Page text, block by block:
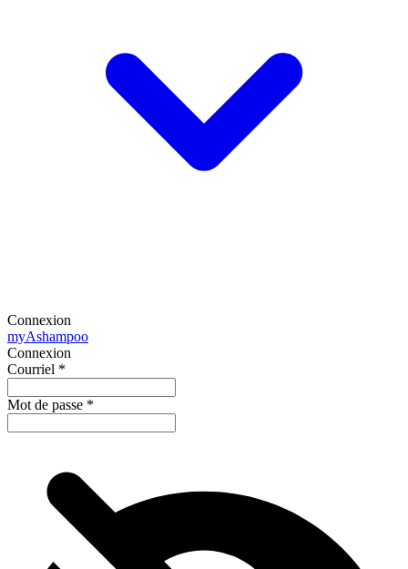
Connexion
myAshampoo
Connexion
Courriel *
Mot de passe *